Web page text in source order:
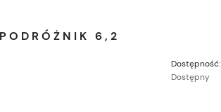
6,2
Dostępność:
Dostępny